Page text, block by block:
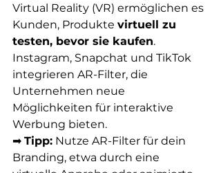
Virtual Reality (VR) ermöglichen es
Kunden, Produkte virtuell zu
testen, bevor sie kaufen.
Instagram, Snapchat und TikTok
integrieren AR-Filter, die
Unternehmen neue
Möglichkeiten für interaktive
Werbung bieten.
➡ Tipp: Nutze AR-Filter für dein
Branding, etwa durch eine